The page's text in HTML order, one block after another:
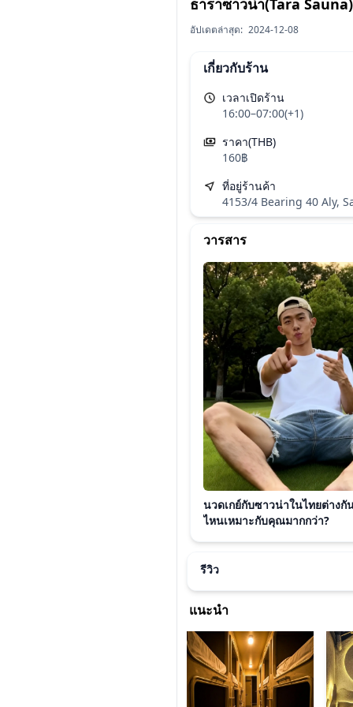
ธาราซาวน่า(Tara
อัปเดตล่าสุด: 2024-12-08
เกี่ยวกับร้าน
เวลาเปิดร้าน
16:00–07:00(+1)
ราคา(THB)
160฿
ที่อยู่ร้านค้า
4153/4 Bearing 40 Aly,
วารสาร
นวดเกย์กับซาวน่าในไทยต่างกั
ไหนเหมาะกับคุณมากกว่า?
รีวิว
แนะนำ